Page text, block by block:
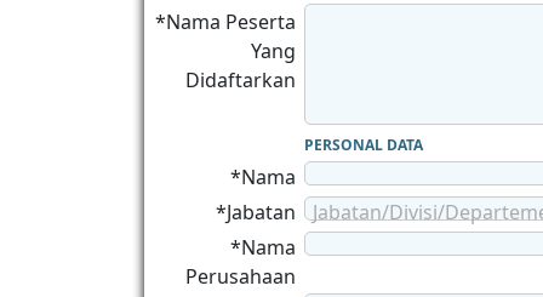
*Nama Peserta
Yang
Didaftarkan
PERSONAL DATA
*Nama
*Jabatan
Jabatan/Divisi/
*Nama
Perusahaan